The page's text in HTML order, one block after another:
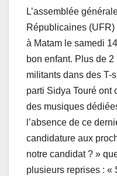
L’assemblée
Républicaines (UFR)
à Matam le samedi
bon enfant. Plus de
militants dans des T-
parti Sidya Touré ont
des musiques
l’absence de ce
candidature aux
notre candidat ? »
plusieurs reprises : «